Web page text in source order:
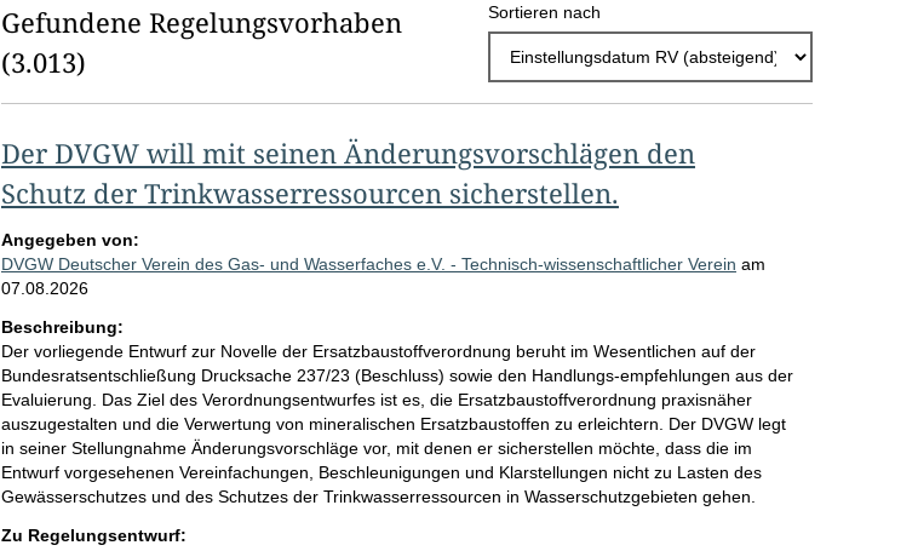
e
b
n
s
e
p
r
o
S
Gefundene Regelungsvorhaben
(3.013)
Sortieren nach
Der DVGW will mit seinen Änderungsvorschlägen den
Schutz der Trinkwasserressourcen sicherstellen.
Angegeben von:
DVGW Deutscher Verein des Gas- und Wasserfaches e.V. - Technisch-wissenschaftlicher Verein am
07.08.2026
Beschreibung:
Der vorliegende Entwurf zur Novelle der Ersatzbaustoffverordnung beruht im Wesentlichen auf der
Bundesratsentschließung Drucksache 237/23 (Beschluss) sowie den Handlungs-empfehlungen aus der
Evaluierung. Das Ziel des Verordnungsentwurfes ist es, die Ersatzbaustoffverordnung praxisnäher
auszugestalten und die Verwertung von mineralischen Ersatzbaustoffen zu erleichtern. Der DVGW legt
in seiner Stellungnahme Änderungsvorschläge vor, mit denen er sicherstellen möchte, dass die im
Entwurf vorgesehenen Vereinfachungen, Beschleunigungen und Klarstellungen nicht zu Lasten des
Gewässerschutzes und des Schutzes der Trinkwasserressourcen in Wasserschutzgebieten gehen.
Zu Regelungsentwurf: